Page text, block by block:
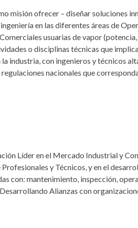
misión ofrecer – diseñar soluciones
en las diferentes áreas de
usuarias de vapor
o disciplinas técnicas que
industria, con ingenieros y técnicos
nacionales que
Líder en el Mercado Industrial y
y Técnicos, y en el
con: mantenimiento, inspección,
Alianzas con